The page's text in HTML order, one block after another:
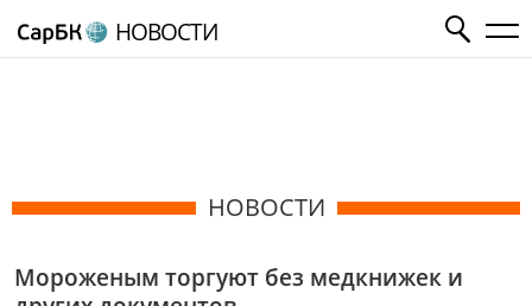
НОВОСТИ
НОВОСТИ
Мороженым торгуют без медкнижек и